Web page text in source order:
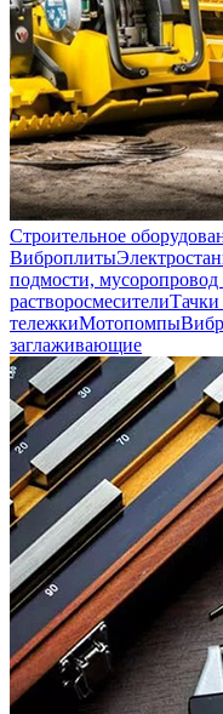
Строительное
Виброплиты
подмости, мусоропровод
растворосмесителиТачки
тележкиМотопомпы
заглаживающие